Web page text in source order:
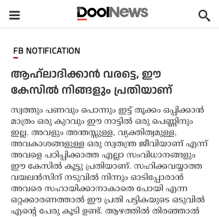
FB NOTIFICATION
ആഹ്ലാദിക്കാന്‍ വരട്ടെ, ഈ
കേസില്‍ നിങ്ങളും പ്രതിയാണ്
സ്വത്തും പണവും പൊന്നും ഇട്ട് തൂക്കം ഒപ്പിക്കാന്‍
മാത്രം ഒരു കുറവും ഈ നാട്ടില്‍ ഒരു പെണ്ണിനും
ഇല്ല. അവളും അന്തസ്സുള്ള, വ്യക്തിത്വമുള്ള,
അവകാശങ്ങളുള്ള ഒരു സ്വതന്ത്ര ജീവിയാണ് എന്ന്
അവളെ പഠിപ്പിക്കാത്ത എല്ലാ സംവിധാനങ്ങളും
ഈ കേസില്‍ കൂട്ടു പ്രതിയാണ്. സഹിക്കവയ്യാത്ത
വയലന്‍സിന് നടുവില്‍ നിന്നും ഓടിപ്പോരാന്‍
അവരെ സഹായിക്കാനാകാതെ പോയി എന്ന
ഒറ്റക്കാരണത്താല്‍ ഈ പ്രതി പട്ടികയുടെ ഒടുവില്‍
എന്റെ പേരു കൂടി ഉണ്ട്. ആഴത്തില്‍ തിരഞ്ഞാല്‍